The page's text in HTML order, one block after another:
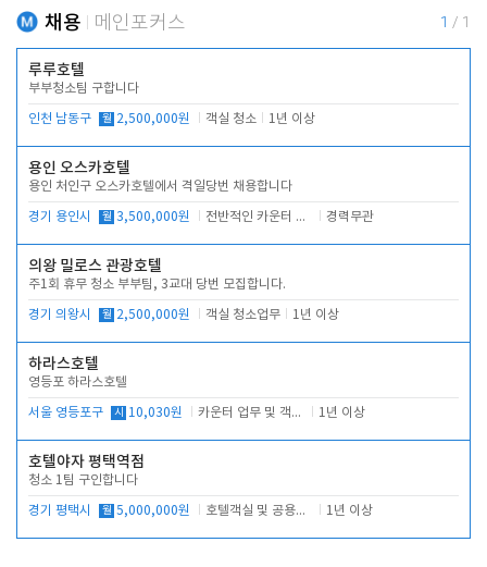
채용 메인포커스 1 / 1
루루호텔
부부청소팀 구합니다
인천 남동구 월 2,500,000원 객실 청소 1년 이상
용인 오스카호텔
용인 처인구 오스카호텔에서 격일당번 채용합니다
경기 용인시 월 3,500,000원 전반적인 카운터 업무 경력무관
의왕 밀로스 관광호텔
주1회 휴무 청소 부부팀, 3교대 당번 모집합니다.
경기 의왕시 월 2,500,000원 객실 청소업무 1년 이상
하라스호텔
영등포 하라스호텔
서울 영등포구 시 10,030원 카운터 업무 및 객실관리(청소상태 확인, 객실판매) 1년 이상
호텔야자 평택역점
청소 1팀 구인합니다
경기 평택시 월 5,000,000원 호텔객실 및 공용시설 청소 관리 1년 이상